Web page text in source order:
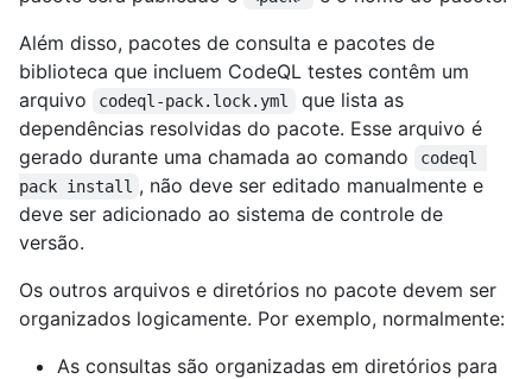
Além disso, pacotes de consulta e pacotes de
biblioteca que incluem CodeQL testes contêm um
arquivo
codeql-pack.lock.yml
que lista as
dependências resolvidas do pacote. Esse arquivo é
gerado durante uma chamada ao comando
codeql
pack install , não deve ser editado manualmente e
deve ser adicionado ao sistema de controle de
versão.
Os outros arquivos e diretórios no pacote devem ser
organizados logicamente. Por exemplo, normalmente:
As consultas são organizadas em diretórios para